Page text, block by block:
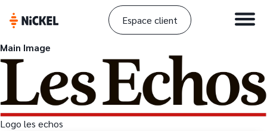
Espace client
Main Image
Logo les echos